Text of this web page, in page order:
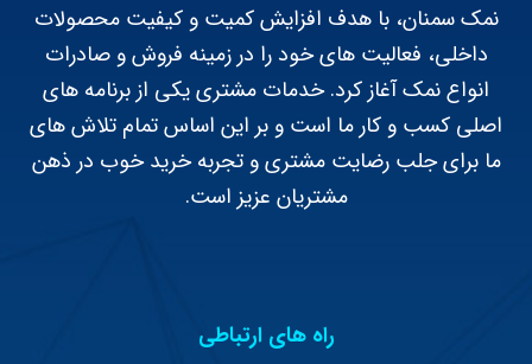
نمک سمنان، با هدف افزایش کمیت و کیفیت محصولات
داخلی، فعالیت های خود را در زمینه فروش و صادرات
انواع نمک آغاز کرد. خدمات مشتری یکی از برنامه های
اصلی کسب و کار ما است و بر این اساس تمام تلاش های
ما برای جلب رضایت مشتری و تجربه خرید خوب در ذهن
مشتریان عزیز است.
راه های ارتباطی